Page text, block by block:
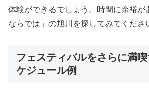
体験ができるでしょう。時間に余裕が
ならでは」の旭川を探してみてくださ
フェスティバルをさらに満
ケジュール例